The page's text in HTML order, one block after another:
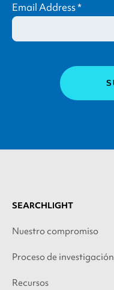
Email Address*
SEARCHLIGHT
Nuestro compromiso
Proceso de investigación
Recursos